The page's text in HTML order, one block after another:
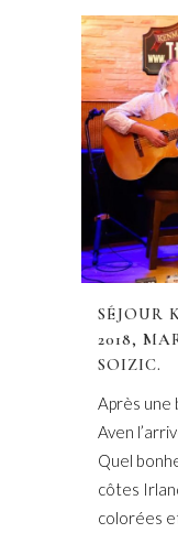
SÉJOUR
2018,
SOIZIC.
Après une
Aven
Quel
côtes
colorées